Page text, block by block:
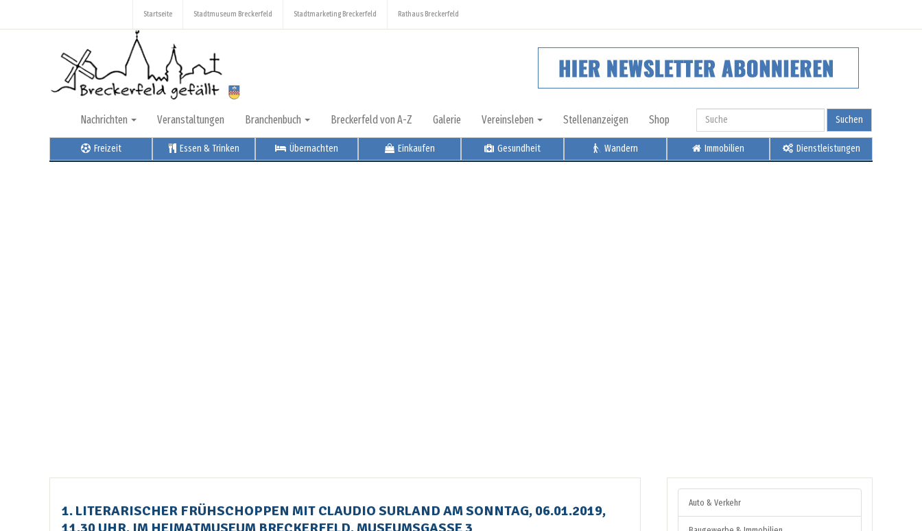
Startseite Stadtmuseum Breckerfeld Stadtmarketing Breckerfeld Rathaus Breckerfeld
Nachrichten Veranstaltungen Branchenbuch Breckerfeld von A-Z Galerie Vereinsleben Stellenanzeigen Shop Suchen
Freizeit Essen & Trinken Übernachten Einkaufen Gesundheit Wandern Immobilien Dienstleistungen
1. LITERARISCHER FRÜHSCHOPPEN MIT CLAUDIO SURLAND AM SONNTAG, 06.01.2019,
Auto & Verkehr